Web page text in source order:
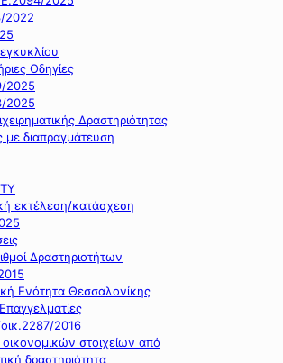
2022
Οδηγίες
2025
2025
Δραστηριότητας
με διαπραγμάτευση
εκτέλεση/κατάσχεση
Δραστηριοτήτων
Ενότητα Θεσσαλονίκης
2016
στοιχείων από
δραστηριότητα